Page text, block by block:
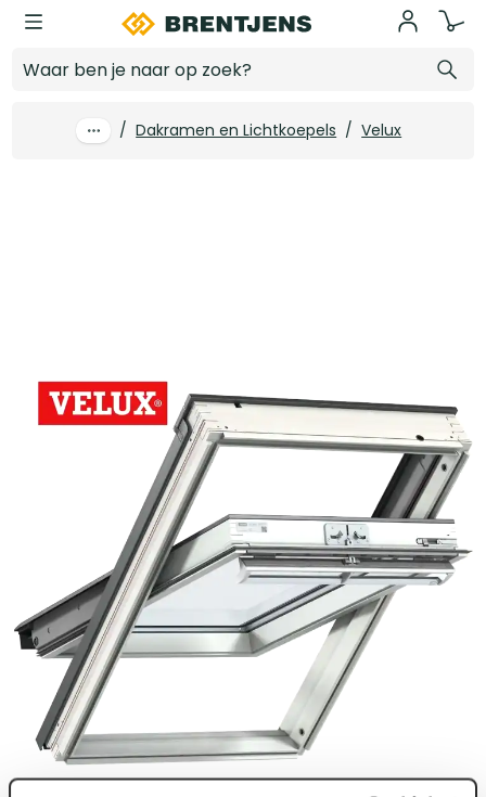
Ga naar hoofdinhoud
/ Dakramen en Lichtkoepels / Velux
Log in voor prijzen